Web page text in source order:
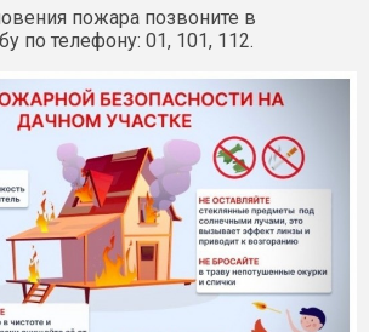
пожара позвоните в
по телефону: 01, 101, 112.